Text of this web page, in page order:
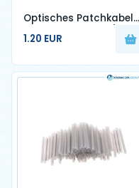
Optisches Patchkabel
Länge L-2,0 m SC/APC-
SC/UPC
1.20 EUR